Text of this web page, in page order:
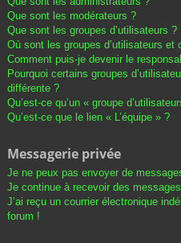
Que sont les modérateurs ?
Que sont les groupes d’utilisateurs ?
Où sont les groupes d’utilisateurs et
Comment puis-je devenir le
Pourquoi certains groupes
différente ?
Qu’est-ce qu’un « groupe
Qu’est-ce que le lien « L’équipe » ?
Messagerie privée
Je ne peux pas envoyer de
Je continue à recevoir des
J’ai reçu un courrier électronique
forum !